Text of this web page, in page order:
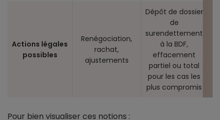
Actions légales
possibles
Renégociation,
rachat,
ajustements
Dépôt de dossier
de
surendettement
à la BDF,
effacement
partiel ou total
pour les cas les
plus compromis
Pour bien visualiser ces notions :